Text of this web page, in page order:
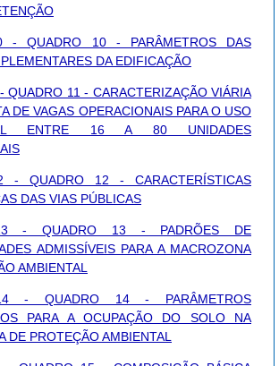
- QUADRO 10 - PARÂMETROS DAS
DA EDIFICAÇÃO
QUADRO 11 - CARACTERIZAÇÃO VIÁRIA
DE VAGAS OPERACIONAIS PARA O USO
ENTRE 16 A 80 UNIDADES
- QUADRO 12 - CARACTERÍSTICAS
DAS VIAS PÚBLICAS
- QUADRO 13 - PADRÕES DE
ADMISSÍVEIS PARA A MACROZONA
AMBIENTAL
- QUADRO 14 - PARÂMETROS
PARA A OCUPAÇÃO DO SOLO NA
DE PROTEÇÃO AMBIENTAL